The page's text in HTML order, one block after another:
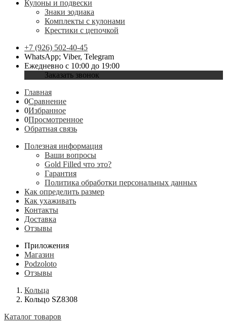
Кулоны и подвески
Знаки зодиака
Комплекты с кулонами
Крестики с цепочкой
+7 (926) 502-40-45
WhatsApp; Viber, Telegram
Ежедневно с 10:00 до 19:00
Заказать звонок
Главная
0Сравнение
0Избранное
0Просмотренное
Обратная связь
Полезная информация
Ваши вопросы
Gold Filled что это?
Гарантия
Политика обработки персональных данных
Как определить размер
Как ухаживать
Контакты
Доставка
Отзывы
Приложения
Магазин
Podzoloto
Отзывы
Кольца
Кольцо SZ8308
Каталог товаров